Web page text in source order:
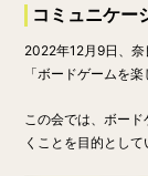
コミュニケー
2022年12月9日、
「ボードゲームを
この会では、ボー
くことを目的として